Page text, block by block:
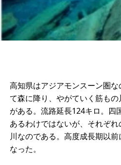
高知県はアジアモンスーン圏
て森に降り、やがていく筋も
がある。流路延長124キロ。四
あるわけではないが、それぞ
川なのである。高度成長期以
なった。